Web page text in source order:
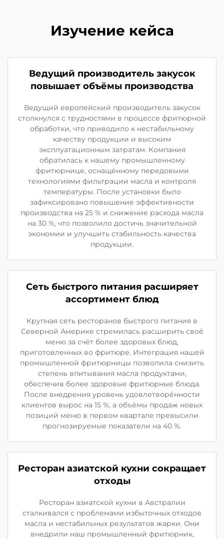
Изучение кейса
Ведущий производитель закусок
повышает объёмы производства
Ведущий европейский производитель закусок
столкнулся с трудностями в процессе фритюрной
обработки, что приводило к нестабильному
качеству продукции и высоким
эксплуатационным затратам. Компания
обратилась к нашему промышленному
фритюрнице, оснащённому передовыми
технологиями фильтрации масла и контроля
температуры. После установки было
зафиксировано повышение эффективности
производства на 25 % и снижение расхода масла
на 30 %, что позволило достичь значительной
экономии и улучшить стабильность качества
продукции.
Сеть быстрого питания расширяет
ассортимент блюд
Крупная сеть ресторанов быстрого питания в
Северной Америке стремилась расширить своё
меню за счёт более здоровых блюд,
приготовленных во фритюре. Интеграция нашей
промышленной фритюрницы позволила снизить
степень впитывания масла продуктами,
обеспечив более здоровые фритюрные блюда.
После внедрения уровень удовлетворённости
клиентов вырос на 15 %, а объёмы продаж новых
позиций меню в первом квартале превысили
прогнозируемые показатели на 40 %.
Ресторан азиатской кухни сокращает
отходы
Ресторан азиатской кухни в Австралии
сталкивался с проблемами избыточных отходов
масла и нестабильных результатов жарки. Они
внедрили наш промышленный фритюрник,